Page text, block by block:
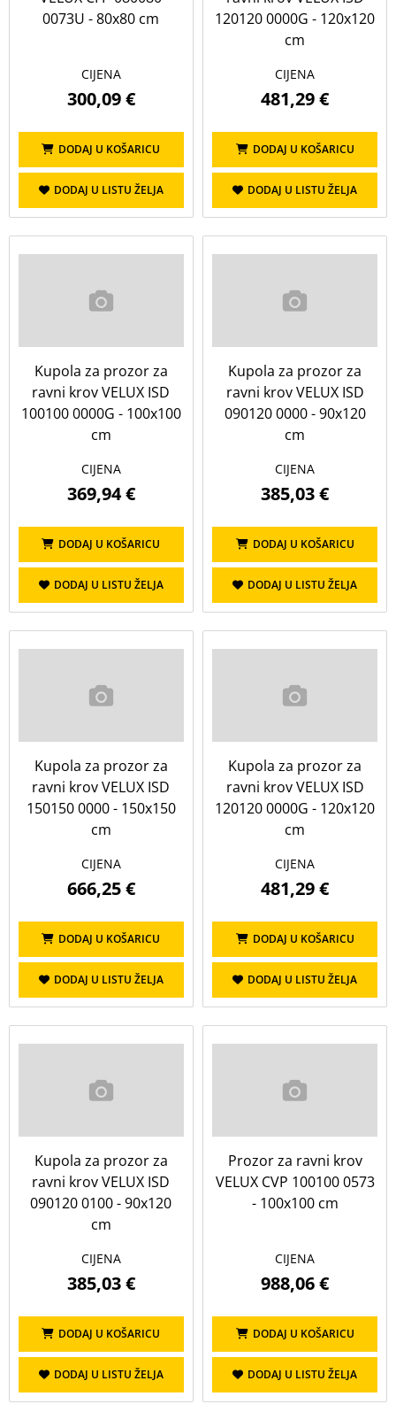
0073U - 80x80 cm
CIJENA
300,09 €
DODAJ U KOŠARICU
DODAJ U LISTU ŽELJA
120120 0000G - 120x120
cm
CIJENA
481,29 €
DODAJ U KOŠARICU
DODAJ U LISTU ŽELJA
Kupola za prozor za
ravni krov VELUX ISD
100100 0000G - 100x100
cm
CIJENA
369,94 €
DODAJ U KOŠARICU
DODAJ U LISTU ŽELJA
Kupola za prozor za
ravni krov VELUX ISD
090120 0000 - 90x120
cm
CIJENA
385,03 €
DODAJ U KOŠARICU
DODAJ U LISTU ŽELJA
Kupola za prozor za
ravni krov VELUX ISD
150150 0000 - 150x150
cm
CIJENA
666,25 €
DODAJ U KOŠARICU
DODAJ U LISTU ŽELJA
Kupola za prozor za
ravni krov VELUX ISD
120120 0000G - 120x120
cm
CIJENA
481,29 €
DODAJ U KOŠARICU
DODAJ U LISTU ŽELJA
Kupola za prozor za
ravni krov VELUX ISD
090120 0100 - 90x120
cm
CIJENA
385,03 €
DODAJ U KOŠARICU
DODAJ U LISTU ŽELJA
Prozor za ravni krov
VELUX CVP 100100 0573
- 100x100 cm
CIJENA
988,06 €
DODAJ U KOŠARICU
DODAJ U LISTU ŽELJA